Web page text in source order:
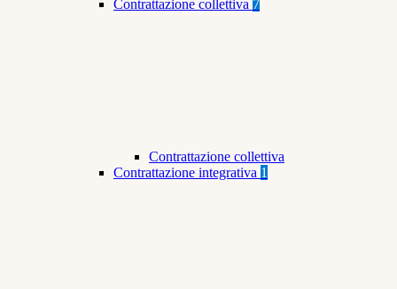
Contrattazione collettiva 7
Contrattazione collettiva
Contrattazione integrativa 1